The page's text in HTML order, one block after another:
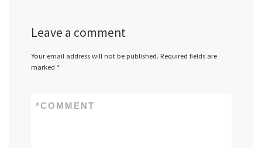
Leave a comment
Your email address will not be published. Required fields are
marked *
COMMENT
*